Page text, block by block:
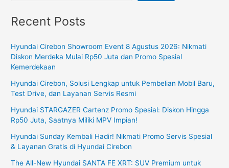
Recent Posts
Hyundai Cirebon Showroom Event 8 Agustus 2026: Nikmati
Diskon Merdeka Mulai Rp50 Juta dan Promo Spesial
Kemerdekaan
Hyundai Cirebon, Solusi Lengkap untuk Pembelian Mobil Baru,
Test Drive, dan Layanan Servis Resmi
Hyundai STARGAZER Cartenz Promo Spesial: Diskon Hingga
Rp50 Juta, Saatnya Miliki MPV Impian!
Hyundai Sunday Kembali Hadir! Nikmati Promo Servis Spesial
& Layanan Gratis di Hyundai Cirebon
The All-New Hyundai SANTA FE XRT: SUV Premium untuk